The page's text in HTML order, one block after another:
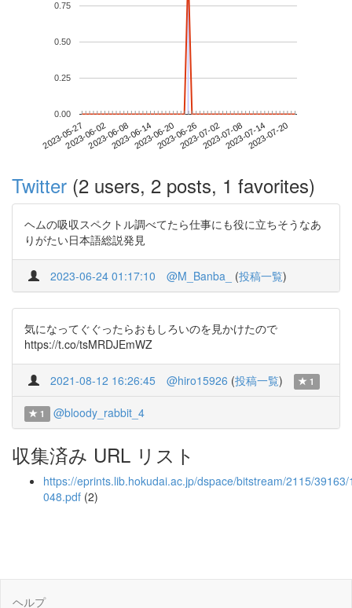
2023-05-272023-06-022023-06-082023-06-142023-06-202023-06-262023-07-022023-07-082023-07-142023-07-20
0.00
0.25
0.50
0.75
Twitter (2 users, 2 posts, 1 favorites)
ヘムの吸収スペクトル調べてたら仕事にも役に立ちそうなあ
りがたい日本語総説発見
2023-06-24 01:17:10 @M_Banba_ (投稿一覧)
気になってぐぐったらおもしろいのを見かけたので
https://t.co/tsMRDJEmWZ
2021-08-12 16:26:45 @hiro15926 (投稿一覧) 1
1 @bloody_rabbit_4
収集済み URL リスト
https://eprints.lib.hokudai.ac.jp/dspace/bitstream/2115/
048.pdf (2)
ヘルプ